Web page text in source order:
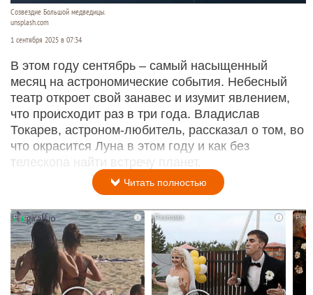
Созвездие Большой медведицы.
unsplash.com
1 сентября 2025 в 07:34
В этом году сентябрь – самый насыщенный
месяц на астрономические события. Небесный
театр откроет свой занавес и изумит явлением,
что происходит раз в три года. Владислав
Токарев, астроном-любитель, рассказал о том, во
что окрасится Луна в этом году и как без
телескопа найти встречу планет.
Читать полностью
i i